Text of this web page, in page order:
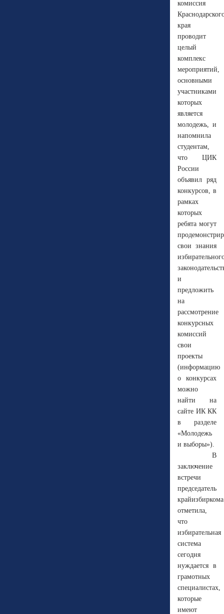
комиссия
края
проводит
целый
комплекс
мероприятий,
основными
участниками
которых
является
молодежь, и
напомнила
студентам,
что ЦИК
России
объявил ряд
конкурсов, в
рамках
которых
ребята могут
свои знания
и
предложить
на
рассмотрение
конкурсных
комиссий
свои
проекты
(информацию
о конкурсах
можно
найти на
сайте ИК КК
в разделе
«Молодежь
и выборы»).
В
заключение
встречи
председатель
крайизбиркома
отметила,
что
избирательная
система
сегодня
нуждается в
грамотных
специалистах,
которые
имеют